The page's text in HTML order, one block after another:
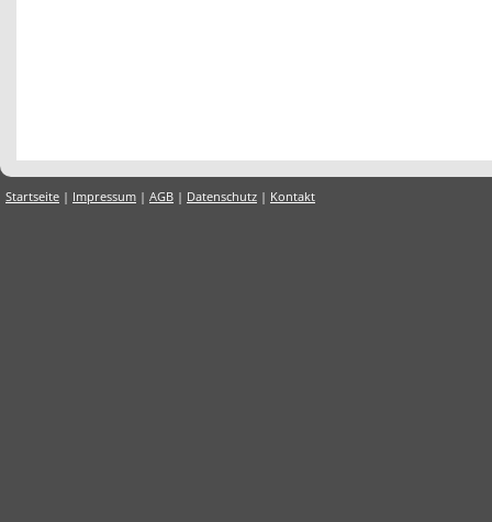
Startseite | Impressum | AGB | Datenschutz | Kontakt